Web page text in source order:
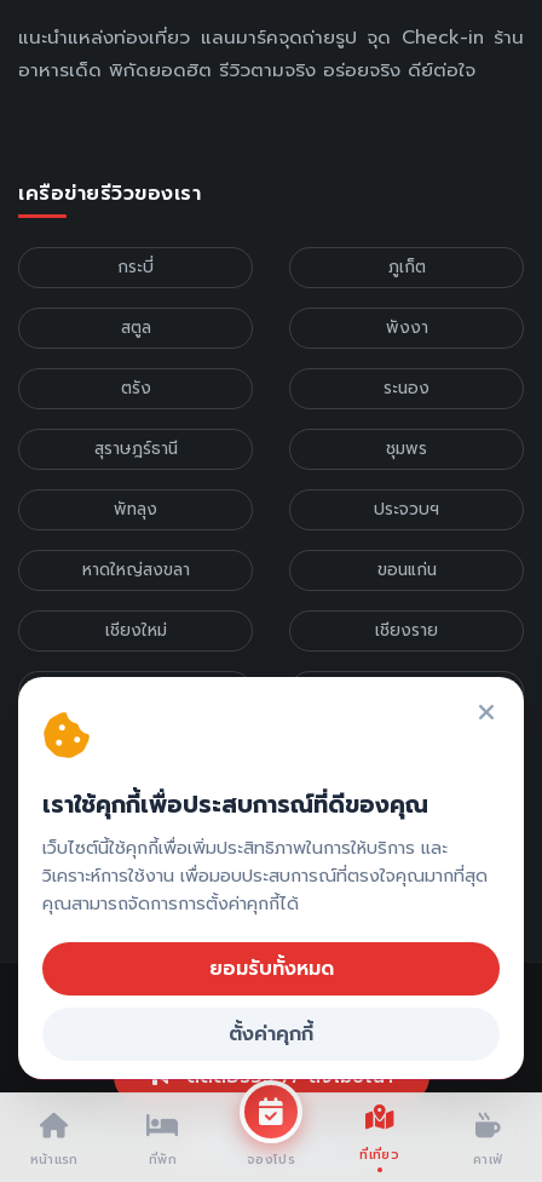
แนะนำแหล่งท่องเที่ยว แลนมาร์คจุดถ่ายรูป จุด Check-in ร้าน
อาหารเด็ด พิกัดยอดฮิต รีวิวตามจริง อร่อยจริง ดีย์ต่อใจ
เครือข่ายรีวิวของเรา
กระบี่ ภูเก็ต
สตูล พังงา
ตรัง ระนอง
สุราษฎร์ธานี ชุมพร
พัทลุง ประจวบฯ
หาดใหญ่สงขลา ขอนแก่น
เชียงใหม่ เชียงราย
รีวิวภาคเหนือ รีวิวภาคกลาง
รีวิวภาคอีสาน
ติดต่อรีวิว // ลงโฆษณา
เราใช้คุกกี้เพื่อประสบการณ์ที่ดีของคุณ
เว็บไซต์นี้ใช้คุกกี้เพื่อเพิ่มประสิทธิภาพในการให้บริการ และ
วิเคราะห์การใช้งาน เพื่อมอบประสบการณ์ที่ตรงใจคุณมากที่สุด
คุณสามารถจัดการการตั้งค่าคุกกี้ได้
ยอมรับทั้งหมด
ตั้งค่าคุกกี้
จองที่พัก เชียงใหม่
หน้าแรก ที่พัก จองโปร ที่เที่ยว คาเฟ่